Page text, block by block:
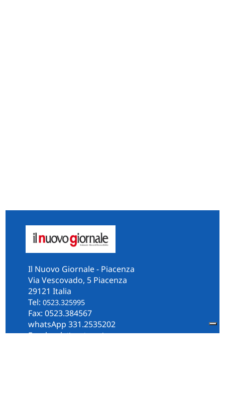
Il Nuovo Giornale - Piacenza
Via Vescovado, 5 Piacenza
29121 Italia
Tel: 0523.325995
Fax: 0523.384567
whatsApp 331.2535202
Facebookil.n.giornale